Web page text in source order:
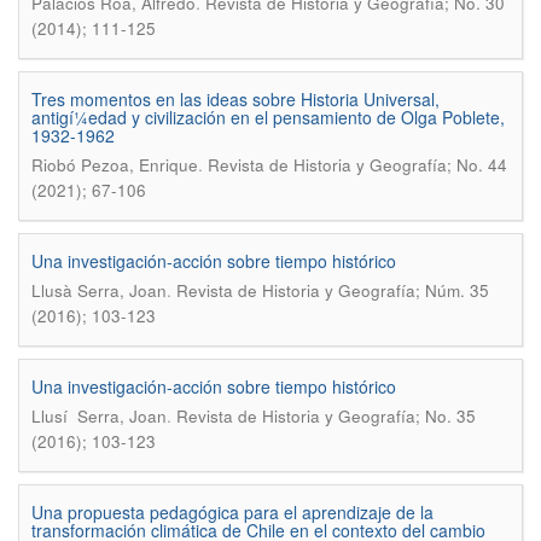
(2014); 111-125
Tres momentos en las ideas sobre Historia Universal,
antigí¼edad y civilización en el pensamiento de Olga Poblete,
1932-1962
Riobó Pezoa, Enrique. Revista de Historia y Geografí­a; No. 44
(2021); 67-106
Una investigación-acción sobre tiempo histórico
Llusà Serra, Joan. Revista de Historia y Geografía; Núm. 35
(2016); 103-123
Una investigación-acción sobre tiempo histórico
Llusí Serra, Joan. Revista de Historia y Geografí­a; No. 35
(2016); 103-123
Una propuesta pedagógica para el aprendizaje de la
transformación climática de Chile en el contexto del cambio